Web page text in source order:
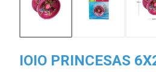
IOIO PRINCESAS